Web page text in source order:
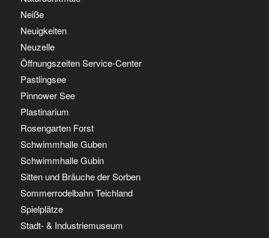
Neiße
Neuigkeiten
Neuzelle
Öffnungszeiten Service-Center
Pastlingsee
Pinnower See
Plastinarium
Rosengarten Forst
Schwimmhalle Guben
Schwimmhalle Gubin
Sitten und Bräuche der Sorben
Sommerrodelbahn Teichland
Spielplätze
Stadt- & Industriemuseum